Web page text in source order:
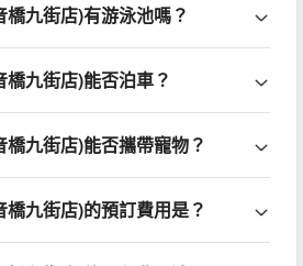
九街店)有游泳池嗎？
九街店)能否泊車？
九街店)能否攜帶寵物？
九街店)的預訂費用是？